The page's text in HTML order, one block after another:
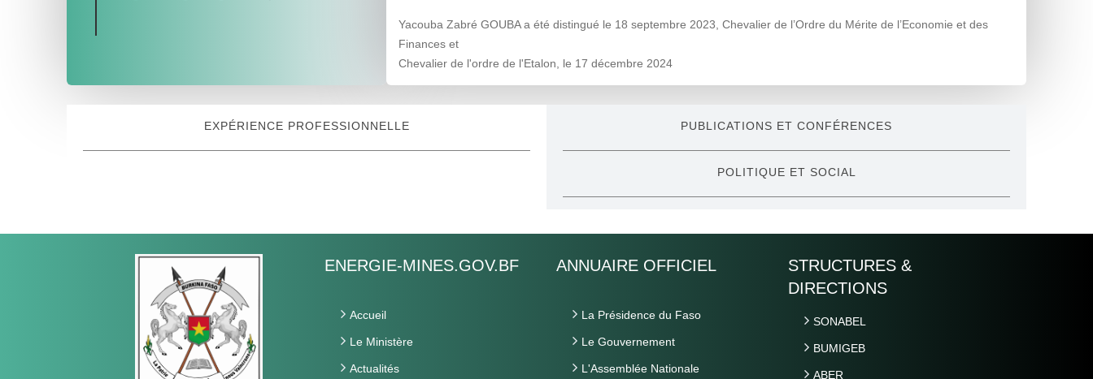
Yacouba Zabré GOUBA a été distingué le 18 septembre 2023, Chevalier de l’Ordre du Mérite de l’Economie et des
Finances et
Chevalier de l'ordre de l'Etalon, le 17 décembre 2024
EXPÉRIENCE PROFESSIONNELLE PUBLICATIONS ET CONFÉRENCES
POLITIQUE ET SOCIAL
ENERGIE-MINES.GOV.BF
Accueil
Le Ministère
Actualités
ANNUAIRE OFFICIEL
La Présidence du Faso
Le Gouvernement
L'Assemblée Nationale
STRUCTURES &
DIRECTIONS
SONABEL
BUMIGEB
ABER